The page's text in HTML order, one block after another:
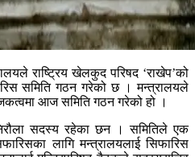
राष्ट्रिय खेलकुद परिषद ‘राखेप’को
समिति गठन गरेको छ । मन्त्रालयले
आज समिति गठन गरेको हो ।
निरौला सदस्य रहेका छन । समितिले एक
लागि मन्त्रालयलाई सिफारिस